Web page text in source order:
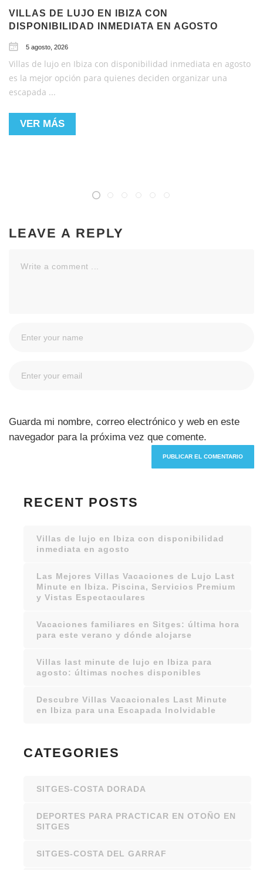
VILLAS DE LUJO EN IBIZA CON
DISPONIBILIDAD INMEDIATA EN AGOSTO
5 agosto, 2026
Villas de lujo en Ibiza con disponibilidad inmediata en agosto
es la mejor opción para quienes deciden organizar una
escapada ...
VER MÁS
LEAVE A REPLY
Guarda mi nombre, correo electrónico y web en este
navegador para la próxima vez que comente.
RECENT POSTS
Villas de lujo en Ibiza con disponibilidad
inmediata en agosto
Las Mejores Villas Vacaciones de Lujo Last
Minute en Ibiza. Piscina, Servicios Premium
y Vistas Espectaculares
Vacaciones familiares en Sitges: última hora
para este verano y dónde alojarse
Villas last minute de lujo en Ibiza para
agosto: últimas noches disponibles
Descubre Villas Vacacionales Last Minute
en Ibiza para una Escapada Inolvidable
CATEGORIES
SITGES-COSTA DORADA
DEPORTES PARA PRACTICAR EN OTOÑO EN
SITGES
SITGES-COSTA DEL GARRAF